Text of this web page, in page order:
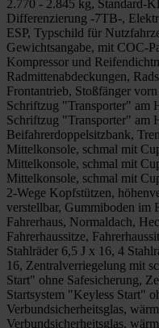
2.770 - 2.845 kg, Standard-
Differenzierung -7TB-,
ESP, Typschild für
Gewichtsangabe, mit COC-
Kompressor und
Radmittenabdeckungen,
Frontantrieb, Stoßfänger
Schriftzug "Transporter" am
Schriftzug "Transporter" am
Beifahrerdoppelsitzbank,
Mittelkonsole, schmal mit
Mittelkonsole, schmal mit
Mittelkonsole, schmal mit
2-Wege Kopfstützen,
verstellbar, Gummiboden im
Fahrerhaus, Normaldach,
Fahrerhaussitze,
Stahlräder 6,5 J x 16, 4
16, Zentralverriegelung mit
Start" ohne Safesicherung,
Startsystem "Keyless Start"
Verbundsicherheitsglas,
Verbundsicherheitsglas,